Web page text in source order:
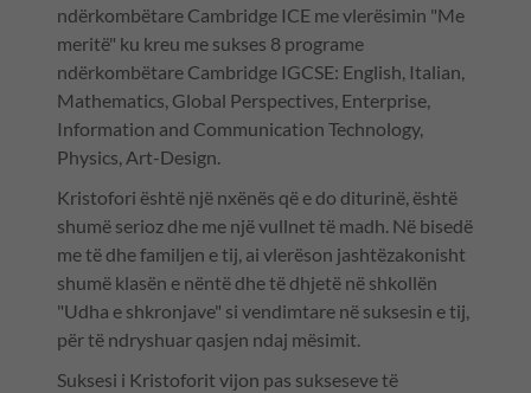
ndërkombëtare Cambridge ICE me vlerësimin "Me
meritë" ku kreu me sukses 8 programe
ndërkombëtare Cambridge IGCSE: English, Italian,
Mathematics, Global Perspectives, Enterprise,
Information and Communication Technology,
Physics, Art-Design.
Kristofori është një nxënës që e do diturinë, është
shumë serioz dhe me një vullnet të madh. Në bisedë
me të dhe familjen e tij, ai vlerëson jashtëzakonisht
shumë klasën e nëntë dhe të dhjetë në shkollën
"Udha e shkronjave" si vendimtare në suksesin e tij,
për të ndryshuar qasjen ndaj mësimit.
Suksesi i Kristoforit vijon pas sukseseve të